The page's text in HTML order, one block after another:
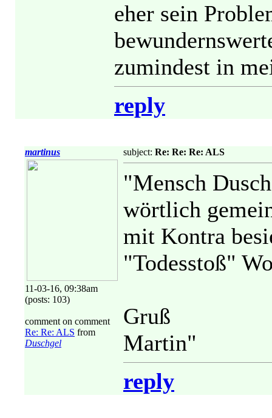
eher sein
zumindest in
reply
martinus
11-03-16, 09:38am
(posts: 103)
comment on comment
Re: Re: ALS from
Duschgel
subject: Re: Re: Re: ALS
"Mensch
wörtlich
mit Kontra
"Todesstoß"
Gruß
Martin"
reply